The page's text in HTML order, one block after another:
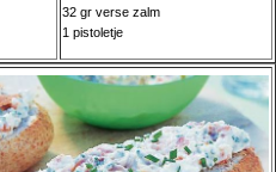
32 gr verse zalm
1 pistoletje